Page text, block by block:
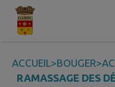
Contenu
ACCUEIL>BOUGER>
RAMASSAGE DES